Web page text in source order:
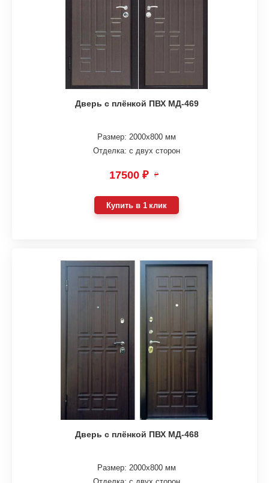
Дверь с плёнкой ПВХ МД-469
Размер: 2000х800 мм
Отделка: с двух сторон
17500 ₽ ₽
Купить в 1 клик
Дверь с плёнкой ПВХ МД-468
Размер: 2000х800 мм